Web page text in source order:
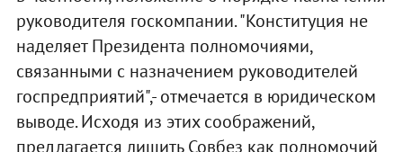
руководителя госкомпании. "Конституция не
наделяет Президента полномочиями,
связанными с назначением руководителей
госпредприятий",- отмечается в юридическом
выводе. Исходя из этих соображений,
предлагается лишить Совбез как полномочий